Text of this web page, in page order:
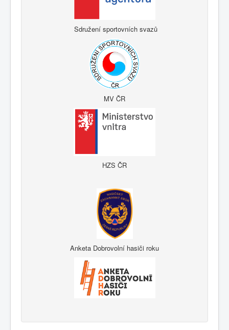
Sdružení sportovních svazů
MV ČR
HZS ČR
Anketa Dobrovolní hasiči roku